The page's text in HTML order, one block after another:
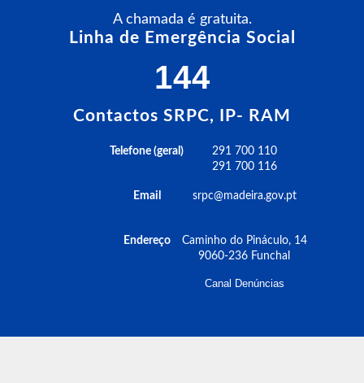
A chamada é gratuita.
Linha de Emergência Social
144
Contactos SRPC, IP- RAM
Telefone (geral)
Email
Endereço
291 700 110
291 700 116
srpc@madeira.gov.pt
Caminho do Pináculo, 14
9060-236 Funchal
Canal Denúncias